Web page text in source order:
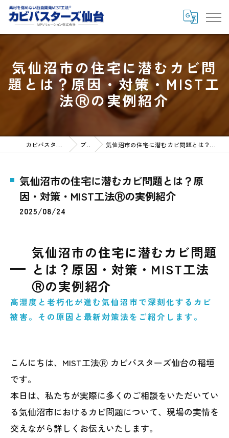
気仙沼市の住宅に潜むカビ問
題とは？原因・対策・MIST工
法Ⓡの実例紹介
カビバスターズ仙台HOME ブログ 気仙沼市の住宅に潜むカビ問題とは？原因・対策・MIST工法Ⓡの実例紹介
気仙沼市の住宅に潜むカビ問題とは？原
因・対策・MIST工法Ⓡの実例紹介
2025/08/24
気仙沼市の住宅に潜むカビ問題
とは？原因・対策・MIST工法
Ⓡの実例紹介
高湿度と老朽化が進む気仙沼市で深刻化するカビ
被害。その原因と最新対策法をご紹介します。
こんにちは、MIST工法Ⓡ カビバスターズ仙台の稲垣
です。
本日は、私たちが実際に多くのご相談をいただいてい
る気仙沼市におけるカビ問題について、現場の実情を
交えながら詳しくお伝えいたします。